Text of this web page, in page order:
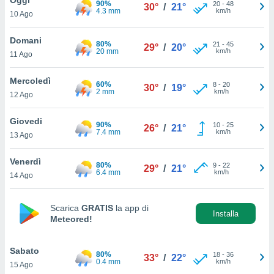
è
al sito
di
ci
di
il
un
la
nella
10 Ago
90%
4.3 mm
30° / 21° 20- 48
km/h
Domani
11 Ago
80%
20 mm
29° / 20° 21 - 45
km/h
Mercoledì
12 Ago
60%
2 mm
30° / 19° 8- 20
km/h
Giovedi
13 Ago
90%
7.4 mm
26° / 21° 10- 25
km/h
Venerdì
14 Ago
80%
6.4 mm
29° / 21° 9- 22
km/h
Scarica GRATIS la app di
Meteored!
Installa
Sabato
15 Ago
80%
0.4 mm
33° / 22° 18- 36
km/h